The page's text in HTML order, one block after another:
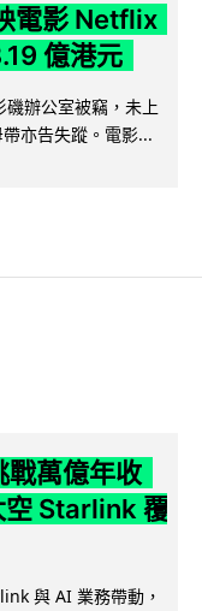
電影 Netflix
億港元
磯辦公室被竊，未上
亦告失蹤。電影...
萬億年收
空 Starlink 覆
與 AI 業務帶動，